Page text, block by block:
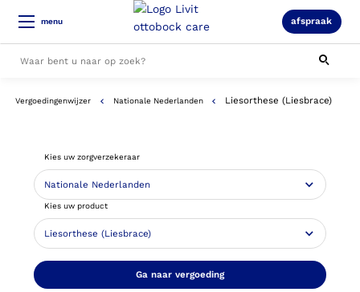
menu afspraak
Alle resultaten
Vergoedingenwijzer Nationale Nederlanden Liesorthese (Liesbrace)
Kies uw zorgverzekeraar
Kies uw product
Ga naar vergoeding